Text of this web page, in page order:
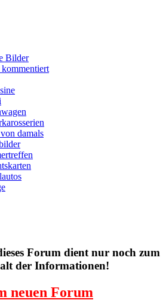
Bilder
damals
Forum dient nur noch zum
der Informationen!
neuen Forum